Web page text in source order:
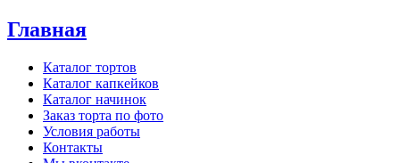
Главная
Каталог тортов
Каталог капкейков
Каталог начинок
Заказ торта по фото
Условия работы
Контакты